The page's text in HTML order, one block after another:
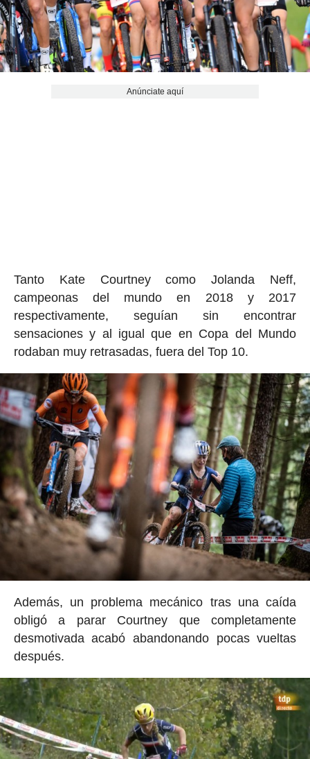
Anúnciate aquí
Tanto Kate Courtney como Jolanda Neff,
campeonas del mundo en 2018 y 2017
respectivamente, seguían sin encontrar
sensaciones y al igual que en Copa del Mundo
rodaban muy retrasadas, fuera del Top 10.
Además, un problema mecánico tras una caída
obligó a parar Courtney que completamente
desmotivada acabó abandonando pocas vueltas
después.